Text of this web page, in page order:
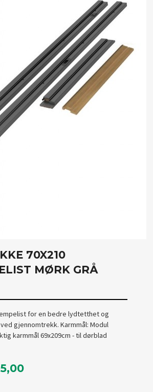
70X210
MØRK GRÅ
for en bedre lydtetthet og
gjennomtrekk. Karmmål: Modul
karmmål 69x209cm - til dørblad